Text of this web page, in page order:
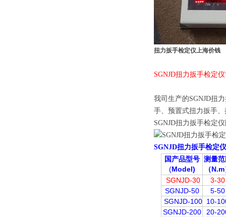
扭力扳手检定仪上海价钱
SGNJD扭力扳手检定
我司生产的SGNJD扭
手、预置式扭力扳手
SGNJD扭力扳手检定
SGNJD扭力扳手检定仪
国产品型号
(Model)
测量
（N.m
SGNJD-30
3-30
SGNJD-50
5-50
SGNJD-100 10-
SGNJD-200
20-